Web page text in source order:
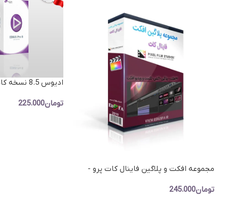
مجموعه افکت و پلاگین فاینال کات پرو -
تومان245.000
ادیوس 8.5 نسخه کامل با کرک 2022
تومان225.000